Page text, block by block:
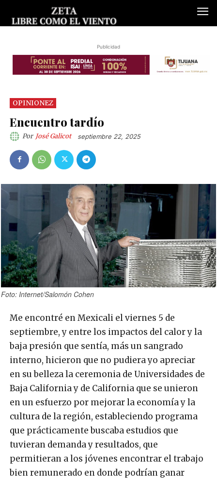
Publicidad
OPINIONEZ
Encuentro tardío
Por José Galicot septiembre 22, 2025
Foto: Internet/Salomón Cohen
Me encontré en Mexicali el viernes 5 de
septiembre, y entre los impactos del calor y la
baja presión que sentía, más un sangrado
interno, hicieron que no pudiera yo apreciar
en su belleza la ceremonia de Universidades de
Baja California y de California que se unieron
en un esfuerzo por mejorar la economía y la
cultura de la región, estableciendo programa
que prácticamente buscaba estudios que
tuvieran demanda y resultados, que
permitieran a los jóvenes encontrar el trabajo
bien remunerado en donde podrían ganar